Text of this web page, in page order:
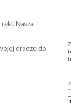
Nasza
drodze do